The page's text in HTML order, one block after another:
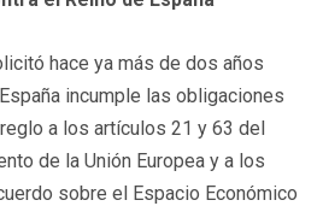
hace ya más de dos años
incumple las obligaciones
a los artículos 21 y 63 del
de la Unión Europea y a los
sobre el Espacio Económico